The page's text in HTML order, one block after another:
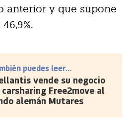
anterior y que supone
puedes leer...
vende su negocio
carsharing Free2move al
alemán Mutares